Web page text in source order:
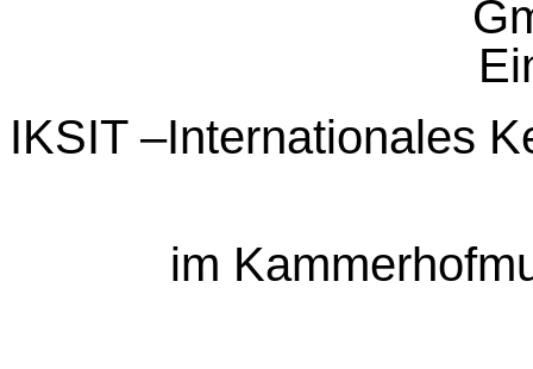
IKSIT–Internationales
im